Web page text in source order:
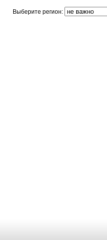
Выберите регион: